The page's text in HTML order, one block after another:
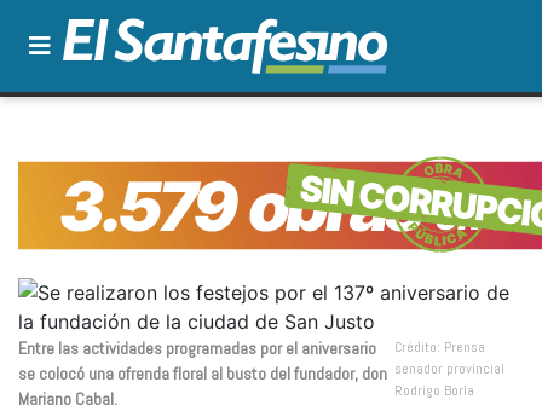
Entre las actividades programadas por el aniversario
se colocó una ofrenda floral al busto del fundador, don
Mariano Cabal.
Crédito: Prensa
senador provincial
Rodrigo Borla